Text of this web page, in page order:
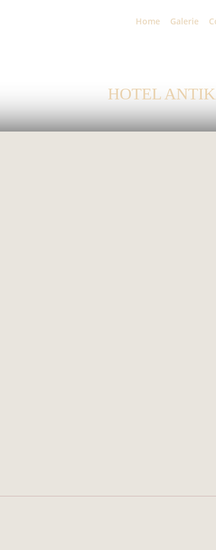
Home Galerie
HOTEL